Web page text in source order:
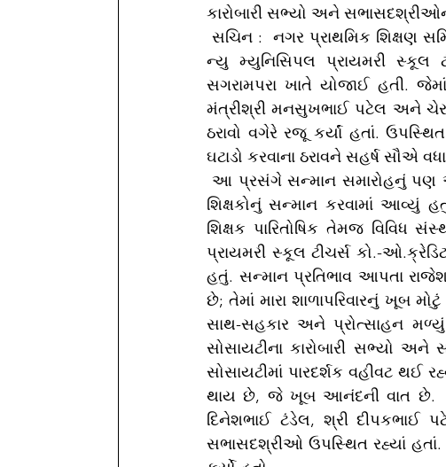
કારોબારી સભ્યો અને
સચિન :  નગર પ્રાથમિક શિક્ષણ સમિતિ – સુરતમાં ફરજ બજાવતા શિક્ષકોના ઉત્કર્ષ માટે સ્થપાયેલી ધી
ન્યુ મ્યુનિસિપલ પ્રાયમરી સ્કૂલ
સગરામપરા ખાતે યોજાઈ હતી.
મંત્રીશ્રી મનસુખભાઈ પટેલ અને
ઠરાવો વગેરે રજૂ કર્યાં હતાં.
ઘટાડો કરવાના ઠરાવને સહર્ષ સૌએ
આ પ્રસંગે સન્માન સમારોહનું પણ આયોજન કરવામાં આવ્યું હતું જેમાં નિવૃત્ત કારોબારી સભ્યો તેમજ
શિક્ષકોનું સન્માન કરવામાં આવ્યું
શિક્ષક પારિતોષિક તેમજ વિવિધ
પ્રાયમરી સ્કૂલ ટીચર્સ કો.-
હતું. સન્માન પ્રતિભાવ આપતા
છે; તેમાં મારા શાળાપરિવારનું ખૂબ
સાથ-સહકાર અને પ્રોત્સાહન
સોસાયટીના કારોબારી સભ્યો
સોસાયટીમાં પારદર્શક વહીવટ થઈ
થાય છે, જે ખૂબ આનંદની વાત છે.  આ
દિનેશભાઈ ટંડેલ, શ્રી દીપકભાઈ
સભાસદશ્રીઓ ઉપસ્થિત રહ્યાં